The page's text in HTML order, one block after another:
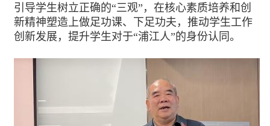
引导学生树立正确的“三观”，在核心素质培养和创
新精神塑造上做足功课、下足功夫，推动学生工作
创新发展，提升学生对于“浦江人”的身份认同。